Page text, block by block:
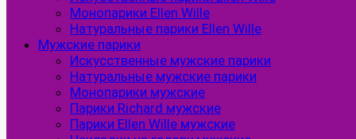
Монопарики Ellen Wille
Натуральные парики Ellen Wille
Мужские парики
Искусственные мужские парики
Натуральные мужские парики
Монопарики мужские
Парики Richard мужские
Парики Ellen Wille мужские